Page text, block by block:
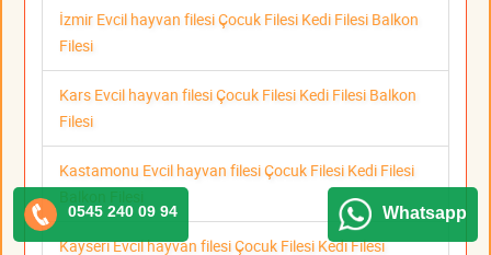
İzmir Evcil hayvan filesi Çocuk Filesi Kedi Filesi Balkon
Filesi
Kars Evcil hayvan filesi Çocuk Filesi Kedi Filesi Balkon
Filesi
Kastamonu Evcil hayvan filesi Çocuk Filesi Kedi Filesi
Kayseri Evcil hayvan filesi Çocuk Filesi Kedi Filesi
0545 240 09 94 Whatsapp